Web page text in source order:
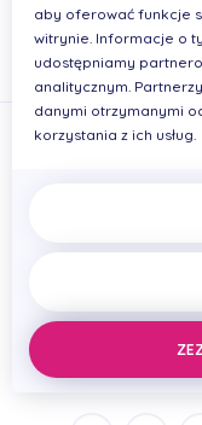
ul. Zenitowa 15
aby oferować funkcje
witrynie. Informacje o
udostępniamy
analitycznym.
danymi otrzymanymi
korzystania z ich usług.